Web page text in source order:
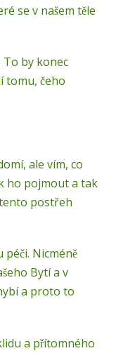
se v našem těle
To by konec
tomu, čeho
ale vím, co
ho pojmout a tak
postřeh
Nicméně
Bytí a v
a proto to
a přítomného